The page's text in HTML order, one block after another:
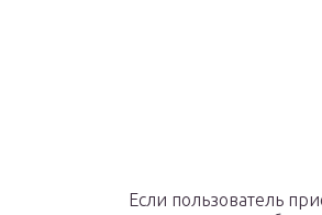
Если пользователь